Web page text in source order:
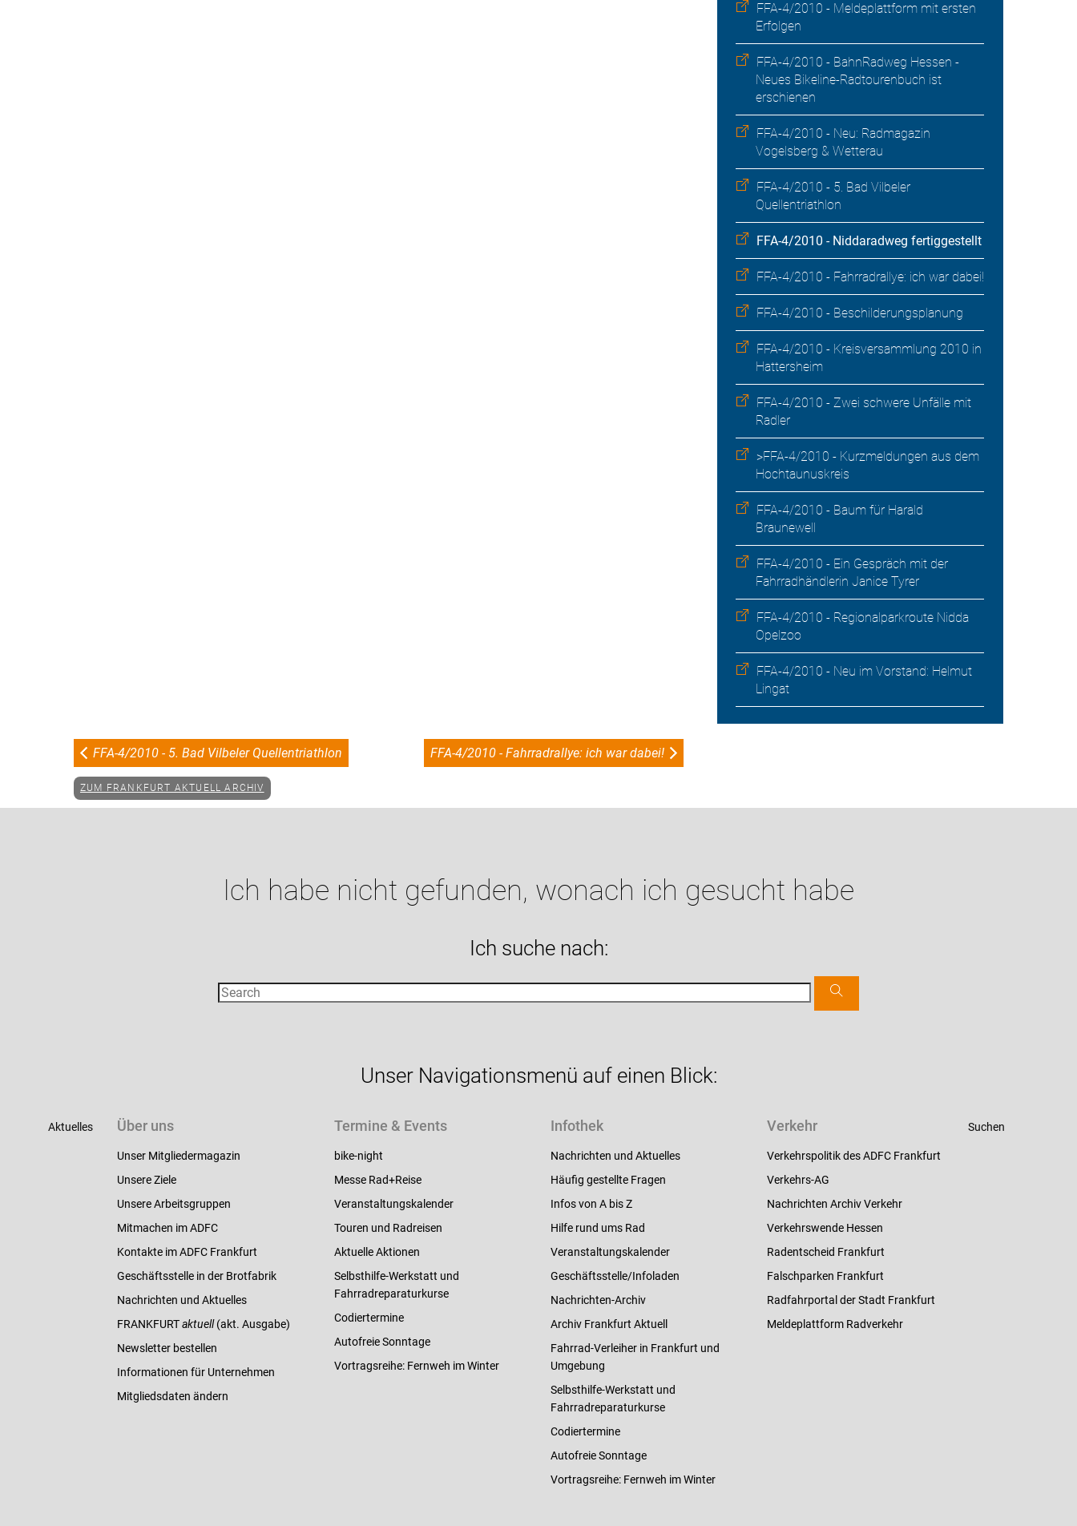
FFA-4/2010 - Meldeplattform mit ersten
Erfolgen
FFA-4/2010 - BahnRadweg Hessen -
Neues Bikeline-Radtourenbuch ist
erschienen
FFA-4/2010 - Neu: Radmagazin
Vogelsberg & Wetterau
FFA-4/2010 - 5. Bad Vilbeler
Quellentriathlon
FFA-4/2010 - Niddaradweg fertiggestellt
FFA-4/2010 - Fahrradrallye: ich war dabei!
FFA-4/2010 - Beschilderungsplanung
FFA-4/2010 - Kreisversammlung 2010 in
Hattersheim
FFA-4/2010 - Zwei schwere Unfälle mit
Radler
>FFA-4/2010 - Kurzmeldungen aus dem
Hochtaunuskreis
FFA-4/2010 - Baum für Harald
Braunewell
FFA-4/2010 - Ein Gespräch mit der
Fahrradhändlerin Janice Tyrer
FFA-4/2010 - Regionalparkroute Nidda 
Opelzoo
FFA-4/2010 - Neu im Vorstand: Helmut
Lingat
FFA-4/2010 - 5. Bad Vilbeler Quellentriathlon FFA-4/2010 - Fahrradrallye: ich war dabei!
ZUM FRANKFURT AKTUELL ARCHIV
Ich habe nicht gefunden, wonach ich gesucht habe
Ich suche nach:
Unser Navigationsmenü auf einen Blick:
Aktuelles Über uns
Unser Mitgliedermagazin
Unsere Ziele
Unsere Arbeitsgruppen
Mitmachen im ADFC
Kontakte im ADFC Frankfurt
Geschäftsstelle in der Brotfabrik
Nachrichten und Aktuelles
FRANKFURTaktuell(akt. Ausgabe)
Newsletter bestellen
Informationen für Unternehmen
Mitgliedsdaten ändern
Termine & Events
bike-night
Messe Rad+Reise
Veranstaltungskalender
Touren und Radreisen
Aktuelle Aktionen
Selbsthilfe-Werkstatt und
Fahrradreparaturkurse
Codiertermine
Autofreie Sonntage
Vortragsreihe: Fernweh im Winter
Infothek
Nachrichten und Aktuelles
Häufig gestellte Fragen
Infos von A bis Z
Hilfe rund ums Rad
Veranstaltungskalender
Geschäftsstelle/Infoladen
Nachrichten-Archiv
Archiv Frankfurt Aktuell
Fahrrad-Verleiher in Frankfurt und
Umgebung
Selbsthilfe-Werkstatt und
Fahrradreparaturkurse
Codiertermine
Autofreie Sonntage
Vortragsreihe: Fernweh im Winter
Verkehr
Verkehrspolitik des ADFC Frankfurt
Verkehrs-AG
Nachrichten Archiv Verkehr
Verkehrswende Hessen
Radentscheid Frankfurt
Falschparken Frankfurt
Radfahrportal der Stadt Frankfurt
Meldeplattform Radverkehr
Suchen